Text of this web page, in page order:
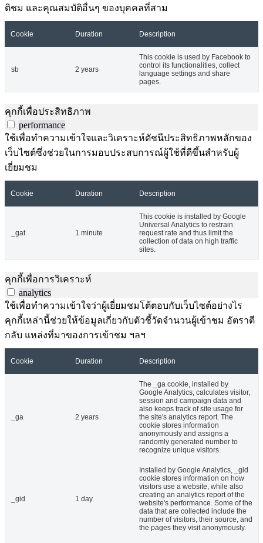
ติชม และคุณสมบัติอื่นๆ ของบุคคลที่สาม
Cookie Duration Description
sb 2 years
This cookie is used by Facebook to
control its functionalities, collect
language settings and share
pages.
คุกกี้เพื่อประสิทธิภาพ
performance
ใช้เพื่อทำความเข้าใจและวิเคราะห์ดัชนีประสิทธิภาพหลักของ
เว็บไซต์ซึ่งช่วยในการมอบประสบการณ์ผู้ใช้ที่ดีขึ้นสำหรับผู้
เยี่ยมชม
Cookie Duration Description
_gat 1 minute
This cookie is installed by Google
Universal Analytics to restrain
request rate and thus limit the
collection of data on high traffic
sites.
คุกกี้เพื่อการวิเคราะห์
analytics
ใช้เพื่อทำความเข้าใจว่าผู้เยี่ยมชมโต้ตอบกับเว็บไซต์อย่างไร
คุกกี้เหล่านี้ช่วยให้ข้อมูลเกี่ยวกับตัวชี้วัดจำนวนผู้เข้าชม อัตราตี
กลับ แหล่งที่มาของการเข้าชม ฯลฯ
Cookie Duration Description
_ga 2 years
The _ga cookie, installed by
Google Analytics, calculates visitor,
session and campaign data and
also keeps track of site usage for
the site's analytics report. The
cookie stores information
anonymously and assigns a
randomly generated number to
recognize unique visitors.
_gid 1 day
Installed by Google Analytics, _gid
cookie stores information on how
visitors use a website, while also
creating an analytics report of the
website's performance. Some of the
data that are collected include the
number of visitors, their source, and
the pages they visit anonymously.